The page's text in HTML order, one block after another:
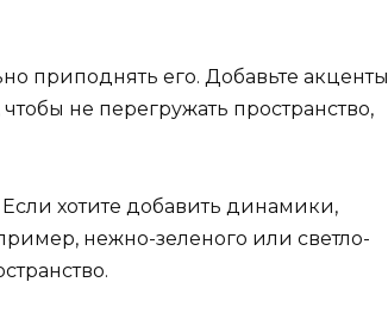
приподнять его. Добавьте акценты
не перегружать пространство,
хотите добавить динамики,
нежно-зеленого или светло-